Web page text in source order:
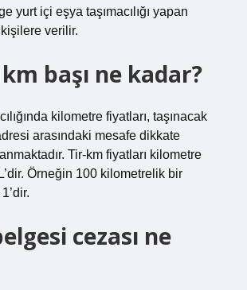
yurt içi eşya taşımacılığı yapan
verilir.
başı ne kadar?
kilometre fiyatları, taşınacak
arasındaki mesafe dikkate
Tir-km fiyatları kilometre
Örneğin 100 kilometrelik bir
cezası ne